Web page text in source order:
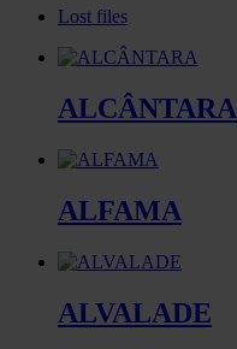
Lost files
ALCÂNTARA
ALFAMA
ALVALADE